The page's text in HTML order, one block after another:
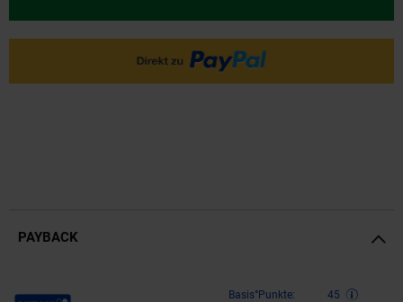
PAYBACK
Payback Punkte Basis°Punkte:
45